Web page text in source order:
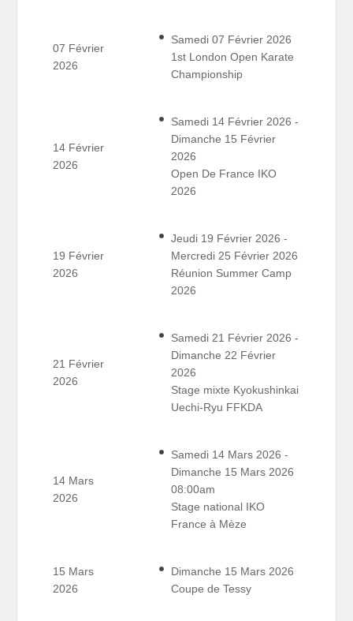
07 Février
2026
Samedi 07 Février 2026
1st London Open Karate
Championship
14 Février
2026
Samedi 14 Février 2026 -
Dimanche 15 Février
2026
Open De France IKO
2026
19 Février
2026
Jeudi 19 Février 2026 -
Mercredi 25 Février 2026
Réunion Summer Camp
2026
21 Février
2026
Samedi 21 Février 2026 -
Dimanche 22 Février
2026
Stage mixte Kyokushinkai
Uechi-Ryu FFKDA
14 Mars
2026
Samedi 14 Mars 2026 -
Dimanche 15 Mars 2026
08:00am
Stage national IKO
France à Mèze
15 Mars
2026
Dimanche 15 Mars 2026
Coupe de Tessy